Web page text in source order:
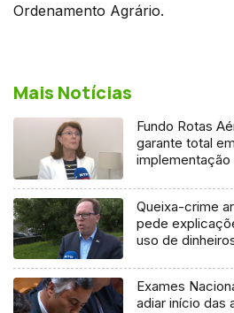
Ordenamento Agrário.
Mais Notícias
Fundo Rotas
garante total
implementação
Queixa-crime
pede
uso de
Exames
adiar início das